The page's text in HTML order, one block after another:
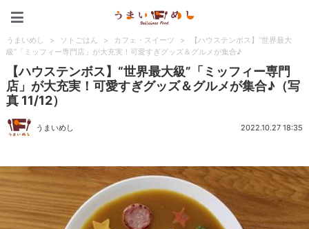
うまいめし > ソトごはん > カフェ・スイーツ >
【ハウステンボス】“世界最大
級”「ミッフィー専門店」が大充実！可愛すぎグッズ＆グルメが集合♪
【ハウステンボス】“世界最大級”「ミッフィー専門
店」が大充実！可愛すぎグッズ＆グルメが集合♪（写
真 11/12）
うまいめし 2022.10.27 18:35